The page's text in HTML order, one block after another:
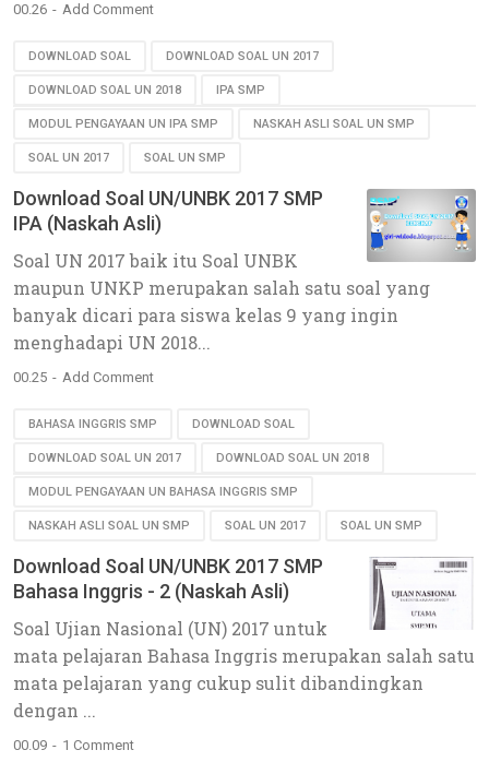
00.26 Add Comment
DOWNLOAD SOAL DOWNLOAD SOAL UN 2017
DOWNLOAD SOAL UN 2018 IPA SMP
MODUL PENGAYAAN UN IPA SMP NASKAH ASLI SOAL UN SMP
SOAL UN 2017 SOAL UN SMP
Download Soal UN/UNBK 2017 SMP
IPA (Naskah Asli)
Soal UN 2017 baik itu Soal UNBK
maupun UNKP merupakan salah satu soal yang
banyak dicari para siswa kelas 9 yang ingin
menghadapi UN 2018...
00.25 Add Comment
BAHASA INGGRIS SMP DOWNLOAD SOAL
DOWNLOAD SOAL UN 2017 DOWNLOAD SOAL UN 2018
MODUL PENGAYAAN UN BAHASA INGGRIS SMP
NASKAH ASLI SOAL UN SMP SOAL UN 2017 SOAL UN SMP
Download Soal UN/UNBK 2017 SMP
Bahasa Inggris - 2 (Naskah Asli)
Soal Ujian Nasional (UN) 2017 untuk
mata pelajaran Bahasa Inggris merupakan salah satu
mata pelajaran yang cukup sulit dibandingkan
dengan ...
00.09 1 Comment